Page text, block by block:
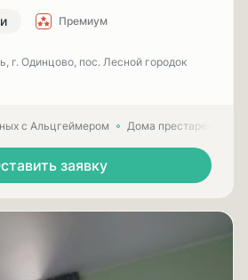
Премиум
г. Одинцово, пос. Лесной городок
с Альцгеймером Дома престарелых
заявку